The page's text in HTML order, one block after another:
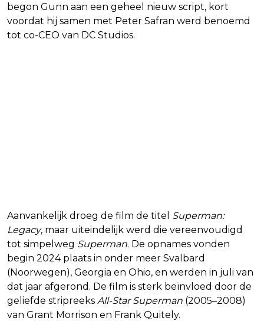
begon Gunn aan een geheel nieuw script, kort
voordat hij samen met Peter Safran werd benoemd
tot co-CEO van DC Studios.
Aanvankelijk droeg de film de titel Superman:
Legacy, maar uiteindelijk werd die vereenvoudigd
tot simpelweg Superman. De opnames vonden
begin 2024 plaats in onder meer Svalbard
(Noorwegen), Georgia en Ohio, en werden in juli van
dat jaar afgerond. De film is sterk beïnvloed door de
geliefde stripreeks All-Star Superman (2005–2008)
van Grant Morrison en Frank Quitely.